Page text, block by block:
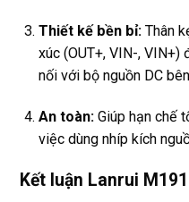
Thiết kế bền bỉ: Thân
xúc (OUT+, VIN-,
nối với bộ nguồn DC
An toàn: Giúp hạn chế
việc dùng nhíp kích
Kết luận Lanrui M191